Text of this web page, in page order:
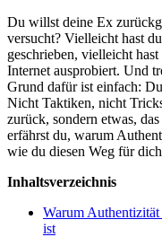
Du willst deine Ex
versucht? Vielleicht hast
geschrieben, vielleicht
Internet ausprobiert. Und
Grund dafür ist einfach:
Nicht Taktiken, nicht
zurück, sondern etwas,
erfährst du, warum
wie du diesen Weg für
Inhaltsverzeichnis
Warum
ist